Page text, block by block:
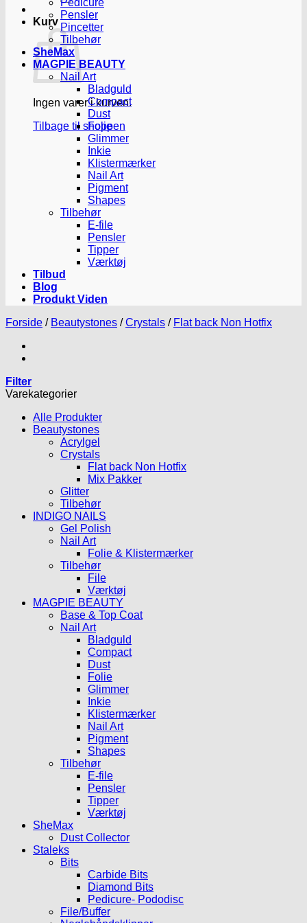
Kurv
Ingen varer i kurven.
Tilbage til shoppen
Pedicure
Pensler
Pincetter
Tilbehør
SheMax
MAGPIE BEAUTY
Nail Art
Bladguld
Compact
Dust
Folie
Glimmer
Inkie
Klistermærker
Nail Art
Pigment
Shapes
Tilbehør
E-file
Pensler
Tipper
Værktøj
Tilbud
Blog
Produkt Viden
Forside / Beautystones / Crystals / Flat back Non Hotfix
Filter
Varekategorier
Alle Produkter
Beautystones
Acrylgel
Crystals
Flat back Non Hotfix
Mix Pakker
Glitter
Tilbehør
INDIGO NAILS
Gel Polish
Nail Art
Folie & Klistermærker
Tilbehør
File
Værktøj
MAGPIE BEAUTY
Base & Top Coat
Nail Art
Bladguld
Compact
Dust
Folie
Glimmer
Inkie
Klistermærker
Nail Art
Pigment
Shapes
Tilbehør
E-file
Pensler
Tipper
Værktøj
SheMax
Dust Collector
Staleks
Bits
Carbide Bits
Diamond Bits
Pedicure- Pododisc
File/Buffer